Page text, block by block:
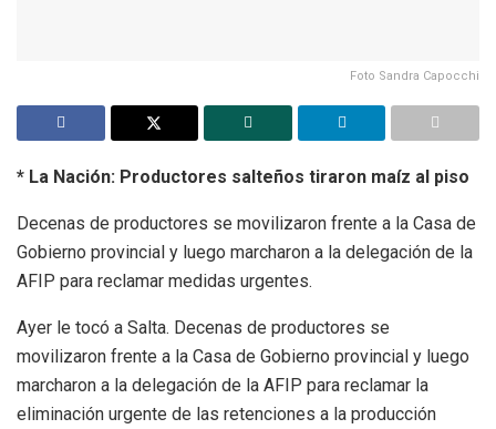
Foto Sandra Capocchi
* La Nación: Productores salteños tiraron maíz al piso
Decenas de productores se movilizaron frente a la Casa de
Gobierno provincial y luego marcharon a la delegación de la
AFIP para reclamar medidas urgentes.
Ayer le tocó a Salta. Decenas de productores se
movilizaron frente a la Casa de Gobierno provincial y luego
marcharon a la delegación de la AFIP para reclamar la
eliminación urgente de las retenciones a la producción